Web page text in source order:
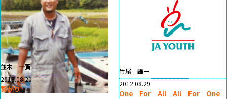
並木 一寅
2013.08.20
繋がり
竹尾 謙一
2012.08.29
One For All All For One